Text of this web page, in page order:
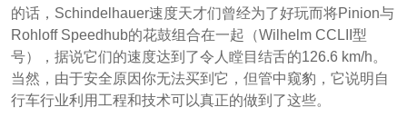
的话，Schindelhauer速度天才们曾经为了好玩而将Pinion与
Rohloff Speedhub的花鼓组合在一起（Wilhelm CCLII型
号），据说它们的速度达到了令人瞠目结舌的126.6 km/h。
当然，由于安全原因你无法买到它，但管中窥豹，它说明自
行车行业利用工程和技术可以真正的做到了这些。